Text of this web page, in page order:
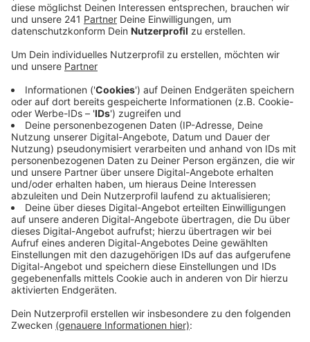
gibt es in Alkenrath und Wiesdorf West.
Anzeige
Seit 2018 haben sich die Zahlen nur minimal nach
unten bewegt – und wir gehen auch davon aus, dass
die Folgen der Corona-Krise nochmals zu einer
wesentlichen Verschärfung beitragen. Das sagt das
Netzwerk Kinderarmut zu den aktuellen Werten.
Zwar gibt es bereits Maßnahmen wie die Offene
Kinder- und Jugendarbeit oder das Projekt “Sei dabei”,
durch das Kinder aus ärmeren Verhältnissen ins Kino,
ins Schwimmbad oder zu Veranstaltungen gehen
können.
Dennoch bleibt viel zu tun in der Stadt: Zum Beispiel